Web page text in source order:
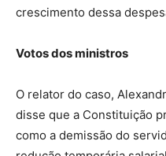
crescimento dessa
Votos dos ministros
O relator do caso,
disse que a Constituição
como a demissão do